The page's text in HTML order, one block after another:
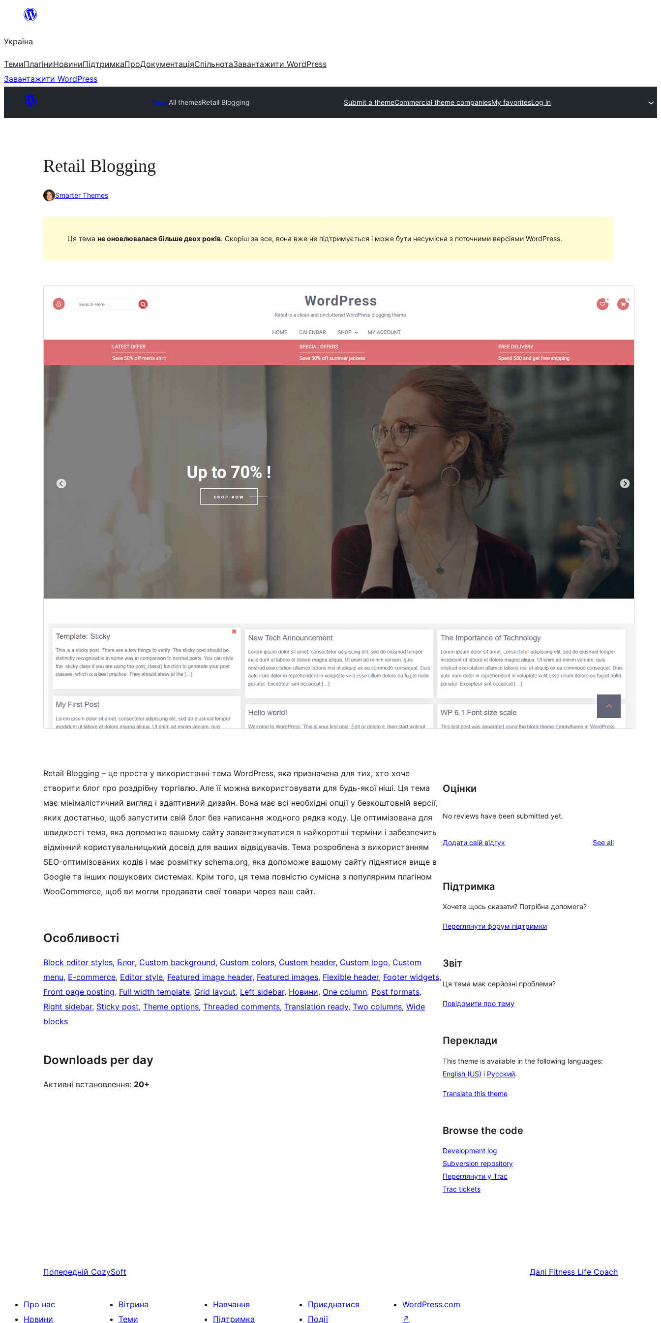
Перейти
вмісту
Україна
ТемиПлагіниНовиниПідтримкаПроДокументаціяСпільнотаЗавантажити WordPress
Завантажити WordPress
ТемиAll themesRetail Blogging Submit a themeCommercial theme companiesMy favoritesLog in
Retail Blogging
Smarter Themes
Ця тема не оновлювалася більше двох років. Скоріш за все, вона вже не підтримується і може бути несумісна з поточними версіями WordPress.
1.0.15
WordPress version
Theme homepage
Retail Blogging – це проста у використанні тема WordPress, яка призначена для тих, хто хоче
створити блог про роздрібну торгівлю. Але її можна використовувати для будь-якої ніші. Ця тема
має мінімалістичний вигляд і адаптивний дизайн. Вона має всі необхідні опції у безкоштовній версії,
яких достатньо, щоб запустити свій блог без написання жодного рядка коду. Це оптимізована для
швидкості тема, яка допоможе вашому сайту завантажуватися в найкоротші терміни і забезпечить
відмінний користувальницький досвід для ваших відвідувачів. Тема розроблена з використанням
SEO-оптимізованих кодів і має розмітку schema.org, яка допоможе вашому сайту піднятися вище в
Google та інших пошукових системах. Крім того, ця тема повністю сумісна з популярним плагіном
WooCommerce, щоб ви могли продавати свої товари через ваш сайт.
Особливості
Block editor styles, Блог, Custom background, Custom colors, Custom header, Custom logo, Custom
menu, E-commerce, Editor style, Featured image header, Featured images, Flexible header, Footer widgets
Front page posting, Full width template, Grid layout, Left sidebar, Новини, One column, Post formats
Right sidebar, Sticky post, Theme options, Threaded comments, Translation ready, Two columns, Wide
blocks
Downloads per day
Активні встановлення: 20+
Оцінки
No reviews have been submitted yet.
Додати свій відгук See allreviews
Підтримка
Хочете щось сказати? Потрібна допомога?
Переглянути форум підтримки
Звіт
Ця тема має серйозні проблеми?
Повідомити про тему
Переклади
This theme is available in the following languages:
English (US) і Русский.
Translate this theme
Browse the code
Development log
Subversion repository
Переглянути у Trac
Trac tickets
Попередній CozySoft Далі Fitness Life Coach
Про нас
Новини
Вітрина
Теми
Навчання
Підтримка
Приєднатися
Події
WordPress.com
↗